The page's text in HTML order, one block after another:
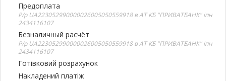
Предоплата
Р/р UA223052990000026005050559918 в АТ КБ "ПРИВАТБАНК" іпн
2434116107
Безналичный расчёт
Р/р UA223052990000026005050559918 в АТ КБ "ПРИВАТБАНК" іпн
2434116107
Готівковий розрахунок
Накладений платіж